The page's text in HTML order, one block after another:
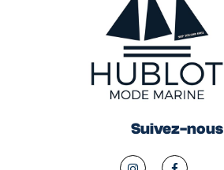
Suivez-nous